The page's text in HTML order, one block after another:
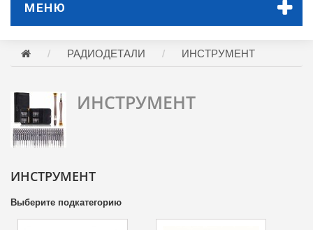
МЕНЮ
РАДИОДЕТАЛИ ИНСТРУМЕНТ
ИНСТРУМЕНТ
ИНСТРУМЕНТ
Выберите подкатегорию